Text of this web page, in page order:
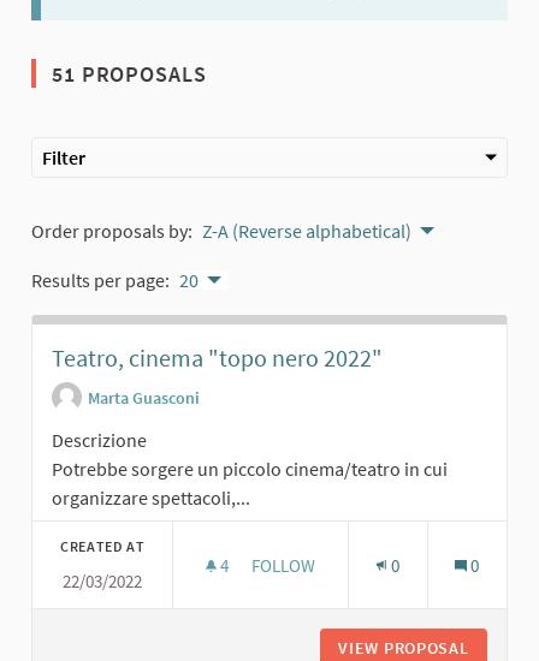
51 PROPOSALS
Filter
Order proposals by: Z-A (Reverse alphabetical)
Results per page: 20
Teatro, cinema "topo nero 2022"
Marta Guasconi
Descrizione
Potrebbe sorgere un piccolo cinema/teatro in cui
organizzare spettacoli,...
CREATED AT
22/03/2022
4 4 FOLLOWERS
FOLLOW 0 0
VIEW PROPOSAL